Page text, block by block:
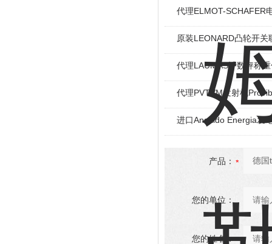
代理ELMOT-SCHAFER
原装LEONARD凸轮开关
代理LAUMAS计数秤称
代理PVTVM发射机
进口Ansaldo Energia发
产品：
您的单位：
您的姓名：